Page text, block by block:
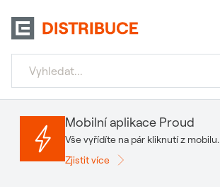
Mobilní aplikace Proud
Vše vyřídíte na pár kliknutí z mobilu.
Zjistit více